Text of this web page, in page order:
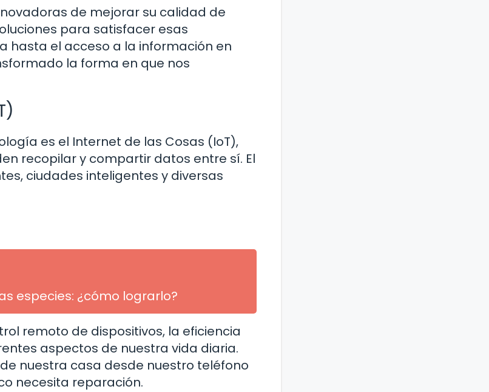
de mejorar su calidad de
para satisfacer esas
hasta el acceso a la información en
la forma en que nos
es el Internet de las Cosas (IoT),
recopilar y compartir datos entre sí. El
ciudades inteligentes y diversas
especies: ¿cómo lograrlo?
remoto de dispositivos, la eficiencia
aspectos de nuestra vida diaria.
nuestra casa desde nuestro teléfono
necesita reparación.